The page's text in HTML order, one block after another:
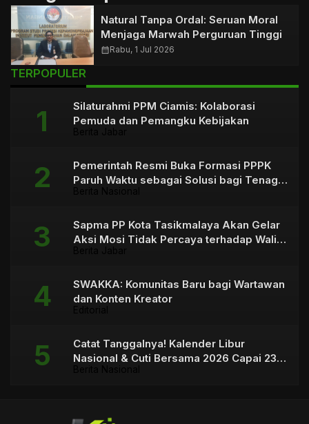
Natural Tanpa Ordal: Seruan Moral
Menjaga Marwah Perguruan Tinggi
calendar_monthRabu, 1 Jul 2026
TERPOPULER
Silaturahmi PPM Ciamis: Kolaborasi
Pemuda dan Pemangku Kebijakan
Pemerintah Resmi Buka Formasi PPPK
Paruh Waktu sebagai Solusi bagi Tenaga
Sapma PP Kota Tasikmalaya Akan Gelar
Aksi Mosi Tidak Percaya terhadap Wali
SWAKKA: Komunitas Baru bagi Wartawan
dan Konten Kreator
Catat Tanggalnya! Kalender Libur
Nasional & Cuti Bersama 2026 Capai 23